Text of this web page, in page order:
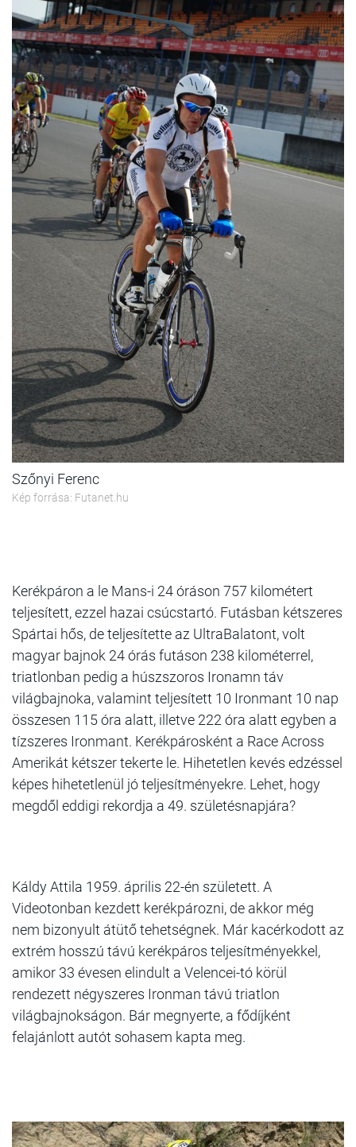
Szőnyi Ferenc
Kép forrása: Futanet.hu
Kerékpáron a le Mans-i 24 óráson 757 kilométert
teljesített, ezzel hazai csúcstartó. Futásban kétszeres
Spártai hős, de teljesítette az UltraBalatont, volt
magyar bajnok 24 órás futáson 238 kilométerrel,
triatlonban pedig a húszszoros Ironamn táv
világbajnoka, valamint teljesített 10 Ironmant 10 nap
összesen 115 óra alatt, illetve 222 óra alatt egyben a
tízszeres Ironmant. Kerékpárosként a Race Across
Amerikát kétszer tekerte le. Hihetetlen kevés edzéssel
képes hihetetlenül jó teljesítményekre. Lehet, hogy
megdől eddigi rekordja a 49. születésnapjára?
Káldy Attila 1959. április 22-én született. A
Videotonban kezdett kerékpározni, de akkor még
nem bizonyult átütő tehetségnek. Már kacérkodott az
extrém hosszú távú kerékpáros teljesítményekkel,
amikor 33 évesen elindult a Velencei-tó körül
rendezett négyszeres Ironman távú triatlon
világbajnokságon. Bár megnyerte, a fődíjként
felajánlott autót sohasem kapta meg.